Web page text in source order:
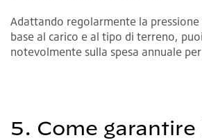
Adattando regolarmente la
base al carico e al tipo di terreno,
notevolmente sulla spesa annuale
5. Come garantire